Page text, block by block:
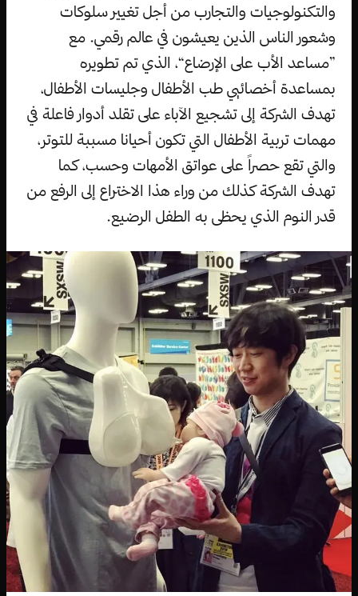
والتكنولوجيات والتجارب من أجل تغيير سلوكات
وشعور الناس الذين يعيشون في عالم رقمي. مع
”مساعد الأب على الإرضاع“، الذي تم تطويره
بمساعدة أخصائيي طب الأطفال وجليسات الأطفال،
تهدف الشركة إلى تشجيع الآباء على تقلد أدوار فاعلة في
مهمات تربية الأطفال التي تكون أحيانا مسببة للتوتر،
والتي تقع حصراً على عواتق الأمهات وحسب، كما
تهدف الشركة كذلك من وراء هذا الاختراع إلى الرفع من
قدر النوم الذي يحظى به الطفل الرضيع.